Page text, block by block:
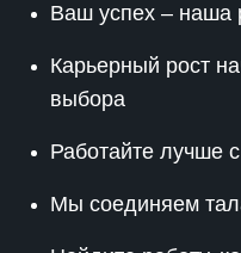
Ваш успех – наша
Карьерный рост
выбора
Работайте лучше
Мы соединяем